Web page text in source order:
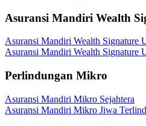
Asuransi Mandiri Wealth
Asuransi Mandiri Wealth Signature
Asuransi Mandiri Wealth Signature
Perlindungan Mikro
Asuransi Mandiri Mikro Sejahtera
Asuransi Mandiri Mikro Jiwa